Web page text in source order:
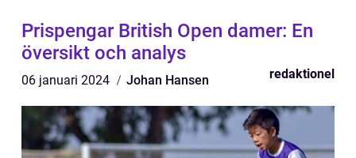
Prispengar British Open damer: En
översikt och analys
06 januari 2024 Johan Hansen redaktionel